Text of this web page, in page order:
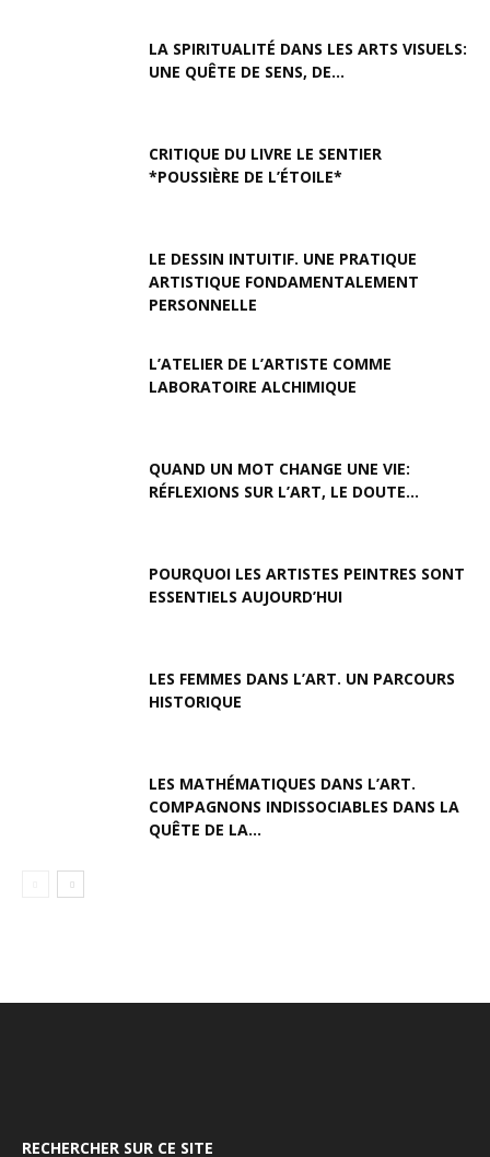
LA SPIRITUALITÉ DANS LES ARTS VISUELS:
UNE QUÊTE DE SENS, DE...
CRITIQUE DU LIVRE LE SENTIER
*POUSSIÈRE DE L’ÉTOILE*
LE DESSIN INTUITIF. UNE PRATIQUE
ARTISTIQUE FONDAMENTALEMENT
PERSONNELLE
L’ATELIER DE L’ARTISTE COMME
LABORATOIRE ALCHIMIQUE
QUAND UN MOT CHANGE UNE VIE:
RÉFLEXIONS SUR L’ART, LE DOUTE...
POURQUOI LES ARTISTES PEINTRES SONT
ESSENTIELS AUJOURD’HUI
LES FEMMES DANS L’ART. UN PARCOURS
HISTORIQUE
LES MATHÉMATIQUES DANS L’ART.
COMPAGNONS INDISSOCIABLES DANS LA
QUÊTE DE LA...
RECHERCHER SUR CE SITE